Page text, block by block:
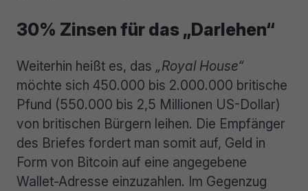
30% Zinsen für das „Darlehen“
Weiterhin heißt es, das „Royal House“
möchte sich 450.000 bis 2.000.000 britische
Pfund (550.000 bis 2,5 Millionen US-Dollar)
von britischen Bürgern leihen. Die Empfänger
des Briefes fordert man somit auf, Geld in
Form von Bitcoin auf eine angegebene
Wallet-Adresse einzuzahlen. Im Gegenzug